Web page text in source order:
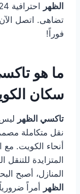
الظهر
تضاهى. اتصل
فوراً!
ما هو
سكان
تاكسي الظهر
نقل متكاملة
أنحاء الكويت. مع
المتزايدة
المنازل، أصبح
الظهر
أمراً